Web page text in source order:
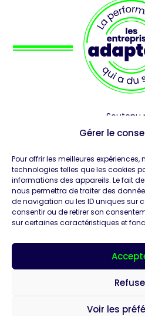
Gérer le
Pour offrir les meilleures
technologies telles que les cookies
informations des appareils. Le fait
nous permettra de traiter des
de navigation ou les ID uniques sur
consentir ou de retirer son
sur certaines caractéristiques et
Voir les
Soutenu
Présentation
Expertises
Unea